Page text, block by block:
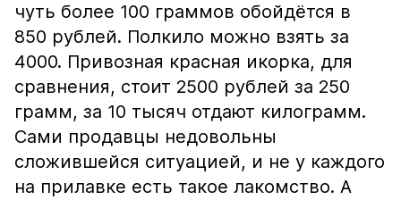
чуть более 100 граммов обойдётся в
850 рублей. Полкило можно взять за
4000. Привозная красная икорка, для
сравнения, стоит 2500 рублей за 250
грамм, за 10 тысяч отдают килограмм.
Сами продавцы недовольны
сложившейся ситуацией, и не у каждого
на прилавке есть такое лакомство. А